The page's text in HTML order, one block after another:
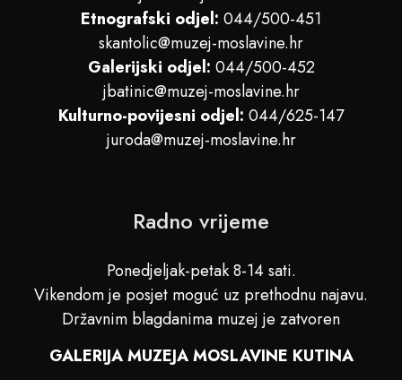
Etnografski odjel: 044/500-451
skantolic@muzej-moslavine.hr
Galerijski odjel: 044/500-452
jbatinic@muzej-moslavine.hr
Kulturno-povijesni odjel: 044/625-147
juroda@muzej-moslavine.hr
Radno vrijeme
Ponedjeljak-petak 8-14 sati.
Vikendom je posjet moguć uz prethodnu najavu.
Državnim blagdanima muzej je zatvoren
GALERIJA MUZEJA MOSLAVINE KUTINA